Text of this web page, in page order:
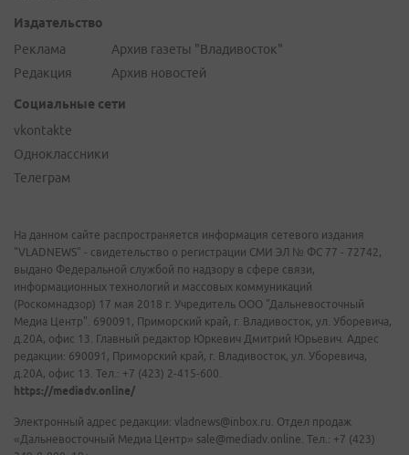
Издательство
Реклама
Редакция
Архив газеты "Владивосток"
Архив новостей
Социальные сети
vkontakte
Одноклассники
Телеграм
На данном сайте распространяется информация сетевого издания
"VLADNEWS" - свидетельство о регистрации СМИ ЭЛ № ФС 77 - 72742,
выдано Федеральной службой по надзору в сфере связи,
информационных технологий и массовых коммуникаций
(Роскомнадзор) 17 мая 2018 г. Учредитель ООО "Дальневосточный
Медиа Центр". 690091, Приморский край, г. Владивосток, ул. Уборевича,
д.20А, офис 13. Главный редактор Юркевич Дмитрий Юрьевич. Адрес
редакции: 690091, Приморский край, г. Владивосток, ул. Уборевича,
д.20А, офис 13. Тел.: +7 (423) 2-415-600.
https://mediadv.online/
Электронный адрес редакции: vladnews@inbox.ru. Отдел продаж
«Дальневосточный Медиа Центр» sale@mediadv.online. Тел.: +7 (423)